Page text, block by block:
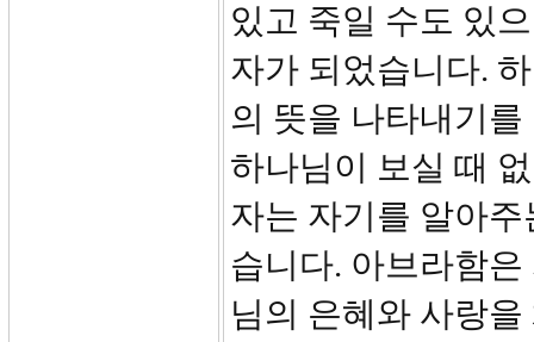
있고 죽일 수도 있
자가 되었습니다.
의 뜻을 나타내기
하나님이 보실 때
자는 자기를 알아
습니다. 아브라함
님의 은혜와 사랑